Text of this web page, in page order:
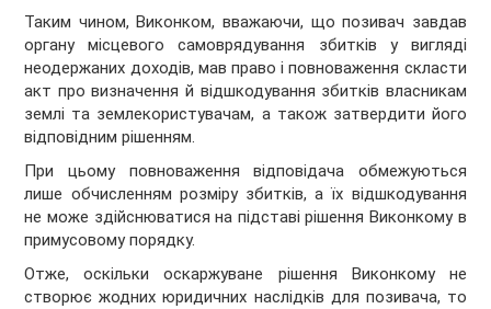
Таким чином, Виконком, вважаючи, що позивач завдав
органу місцевого самоврядування збитків у вигляді
неодержаних доходів, мав право і повноваження скласти
акт про визначення й відшкодування збитків власникам
землі та землекористувачам, а також затвердити його
відповідним рішенням.
При цьому повноваження відповідача обмежуються
лише обчисленням розміру збитків, а їх відшкодування
не може здійснюватися на підставі рішення Виконкому в
примусовому порядку.
Отже, оскільки оскаржуване рішення Виконкому не
створює жодних юридичних наслідків для позивача, то